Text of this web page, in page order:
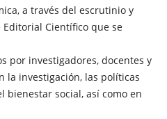
a través del escrutinio y
Científico que se
por investigadores, docentes y
la investigación, las políticas
bienestar social, así como en